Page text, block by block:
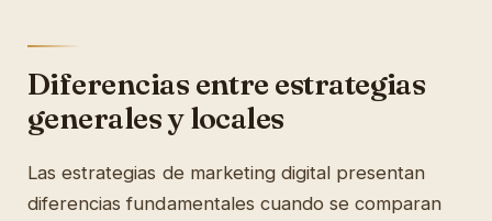
Diferencias entre estrategias
generales y locales
Las estrategias de marketing digital presentan
diferencias fundamentales cuando se comparan